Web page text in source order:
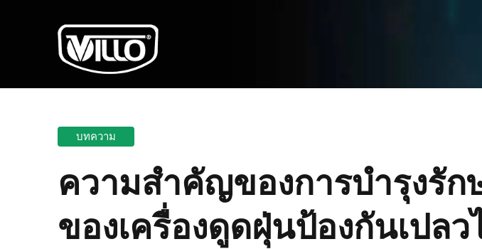
บทความ
ความสำคัญของการบำรุงรั
ของเครื่องดูดฝุ่นป้องกันเปลว